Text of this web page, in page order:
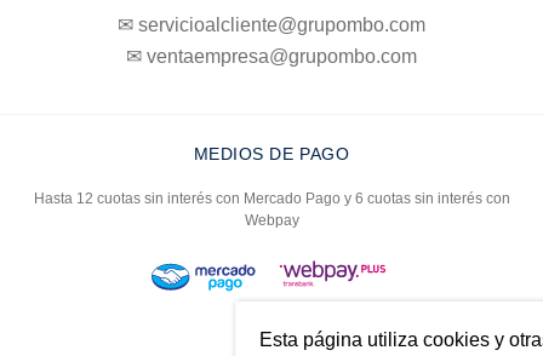
✉ servicioalcliente@grupombo.com
✉ ventaempresa@grupombo.com
MEDIOS DE PAGO
Hasta 12 cuotas sin interés con Mercado Pago y 6 cuotas sin interés con
Webpay
Esta página utiliza cookies y